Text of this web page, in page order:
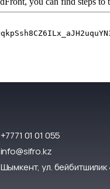
+7771 01 01 055
info@sifro.kz
Шымкент, ул.